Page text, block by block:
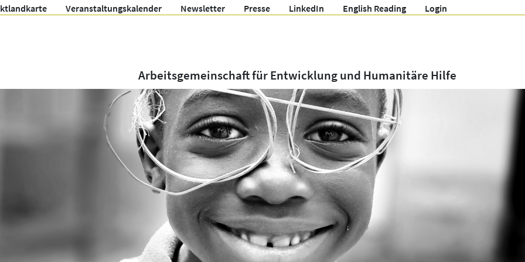
Veranstaltungskalender Newsletter Presse LinkedIn English Reading Login
Arbeitsgemeinschaft für Entwicklung und Humanitäre Hilfe